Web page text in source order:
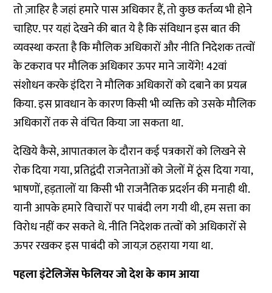
तो ज़ाहिर है जहां हमारे पास अधिकार हैं, तो कुछ कर्तव्य भी होने
चाहिए. पर यहां देखने की बात ये है कि संविधान इस बात की
व्यवस्था करता है कि मौलिक अधिकारों और नीति निदेशक तत्वों
के टकराव पर मौलिक अधिकार ऊपर माने जायेंगे! 42वां
संशोधन करके इंदिरा ने मौलिक अधिकारों को दबाने का प्रयत्न
किया. इस प्रावधान के कारण किसी भी व्यक्ति को उसके मौलिक
अधिकारों तक से वंचित किया जा सकता था.
देखिये कैसे, आपातकाल के दौरान कई पत्रकारों को लिखने से
रोक दिया गया, प्रतिद्वंदी राजनेताओं को जेलों में ठूंस दिया गया,
भाषणों, हड़तालों या किसी भी राजनैतिक प्रदर्शन की मनाही थी.
यानी आपके हमारे विचारों पर पाबंदी लग गयी थी, हम सत्ता का
विरोध नहीं कर सकते थे. नीति निदेशक तत्वों को अधिकारों से
ऊपर रखकर इस पाबंदी को जायज़ ठहराया गया था.
पहला इंटेलिजेंस फेलियर जो देश के काम आया